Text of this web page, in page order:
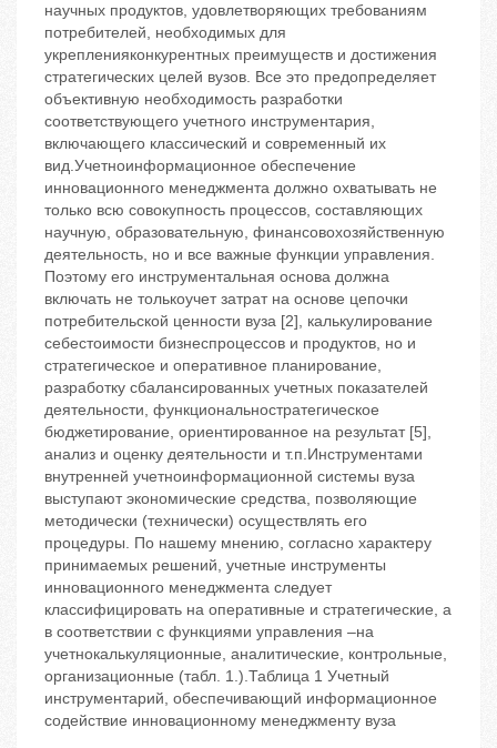
научных продуктов, удовлетворяющих требованиям
потребителей, необходимых для
укрепленияконкурентных преимуществ и достижения
стратегических целей вузов. Все это предопределяет
объективную необходимость разработки
соответствующего учетного инструментария,
включающего классический и современный их
вид.Учетноинформационное обеспечение
инновационного менеджмента должно охватывать не
только всю совокупность процессов, составляющих
научную, образовательную, финансовохозяйственную
деятельность, но и все важные функции управления.
Поэтому его инструментальная основа должна
включать не толькоучет затрат на основе цепочки
потребительской ценности вуза [2], калькулирование
себестоимости бизнеспроцессов и продуктов, но и
стратегическое и оперативное планирование,
разработку сбалансированных учетных показателей
деятельности, функциональностратегическое
бюджетирование, ориентированное на результат [5],
анализ и оценку деятельности и т.п.Инструментами
внутренней учетноинформационной системы вуза
выступают экономические средства, позволяющие
методически (технически) осуществлять его
процедуры. По нашему мнению, согласно характеру
принимаемых решений, учетные инструменты
инновационного менеджмента следует
классифицировать на оперативные и стратегические, а
в соответствии с функциями управления –на
учетнокалькуляционные, аналитические, контрольные,
организационные (табл. 1.).Таблица 1 Учетный
инструментарий, обеспечивающий информационное
содействие инновационному менеджменту вуза